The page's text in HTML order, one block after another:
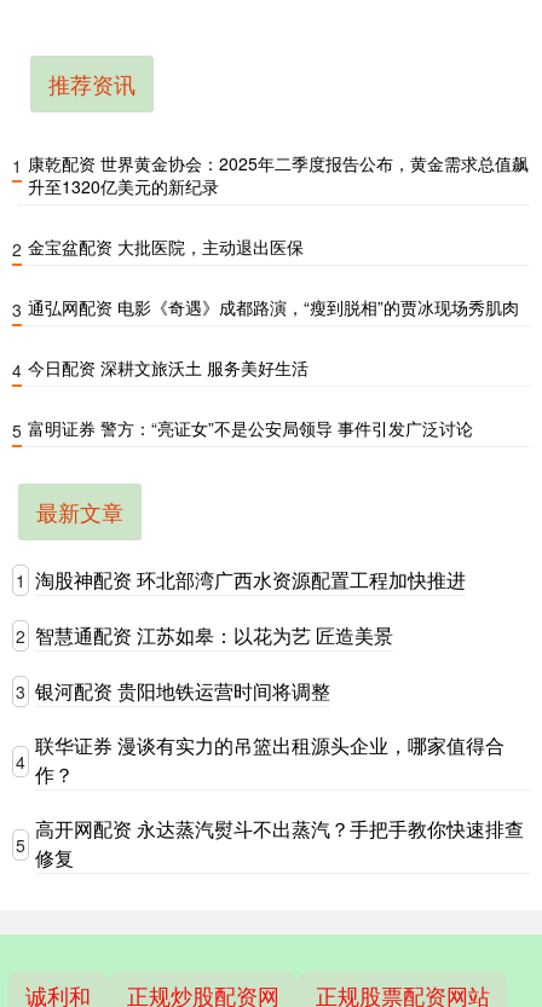
推荐资讯
1 康乾配资 世界黄金协会：2025年二季度报告公布，黄金需求总值飙
升至1320亿美元的新纪录
2 金宝盆配资 大批医院，主动退出医保
3 通弘网配资 电影《奇遇》成都路演，“瘦到脱相”的贾冰现场秀肌肉
4 今日配资 深耕文旅沃土 服务美好生活
5 富明证券 警方：“亮证女”不是公安局领导 事件引发广泛讨论
最新文章
1 淘股神配资 环北部湾广西水资源配置工程加快推进
2 智慧通配资 江苏如皋：以花为艺 匠造美景
3 银河配资 贵阳地铁运营时间将调整
4
联华证券 漫谈有实力的吊篮出租源头企业，哪家值得合
作？
5
高开网配资 永达蒸汽熨斗不出蒸汽？手把手教你快速排查
修复
诚利和 正规炒股配资网 正规股票配资网站